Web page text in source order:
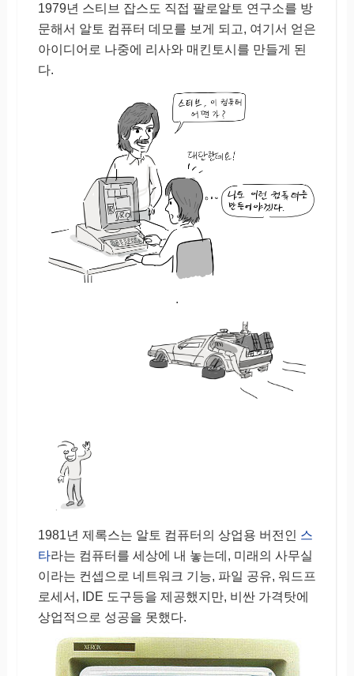
1979년 스티브 잡스도 직접 팔로알토 연구소를 방
문해서 알토 컴퓨터 데모를 보게 되고, 여기서 얻은
아이디어로 나중에 리사와 매킨토시를 만들게 된
다.
.
1981년 제록스는 알토 컴퓨터의 상업용 버전인 스
타라는 컴퓨터를 세상에 내 놓는데, 미래의 사무실
이라는 컨셉으로 네트워크 기능, 파일 공유, 워드프
로세서, IDE 도구등을 제공했지만, 비싼 가격탓에
상업적으로 성공을 못했다.